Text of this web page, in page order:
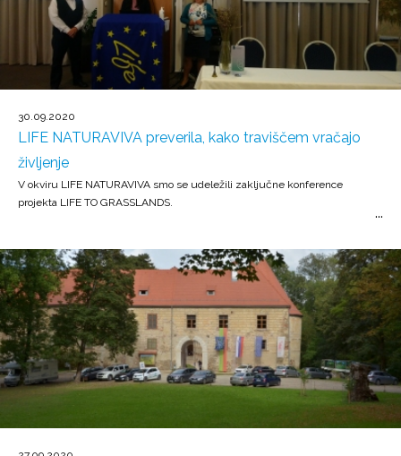
30.09.2020
LIFE NATURAVIVA preverila, kako traviščem vračajo
življenje
V okviru LIFE NATURAVIVA smo se udeležili zaključne konference
projekta LIFE TO GRASSLANDS.